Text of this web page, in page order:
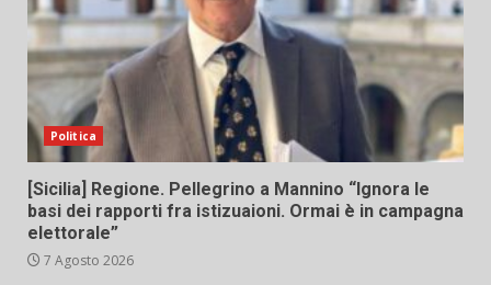
Politica
[Sicilia] Regione. Pellegrino a Mannino “Ignora le
basi dei rapporti fra istizuaioni. Ormai è in campagna
elettorale”
7 Agosto 2026